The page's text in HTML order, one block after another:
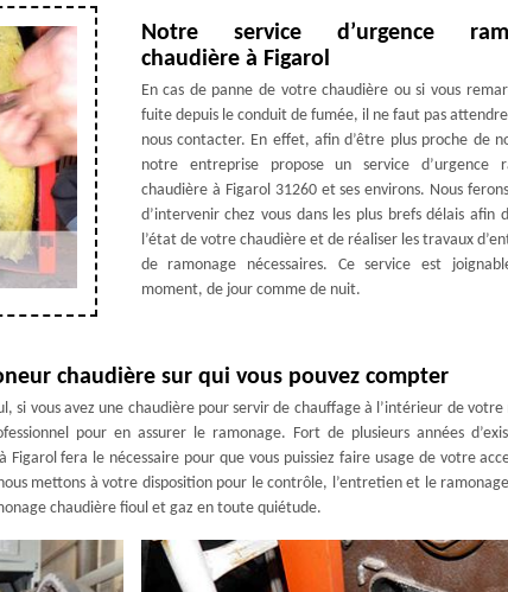
Notre service d’urgence
chaudière à Figarol
En cas de panne de votre chaudière ou si vous
fuite depuis le conduit de fumée, il ne faut pas
nous contacter. En effet, afin d’être plus proche de
notre entreprise propose un service d’urgence
chaudière à Figarol 31260 et ses environs. Nous
d’intervenir chez vous dans les plus brefs délais afin
l’état de votre chaudière et de réaliser les travaux
de ramonage nécessaires. Ce service est
moment, de jour comme de nuit.
chaudière sur qui vous pouvez compter
si vous avez une chaudière pour servir de chauffage à l’intérieur de votre
pour en assurer le ramonage. Fort de plusieurs années
fera le nécessaire pour que vous puissiez faire usage de votre
mettons à votre disposition pour le contrôle, l’entretien et le
chaudière fioul et gaz en toute quiétude.